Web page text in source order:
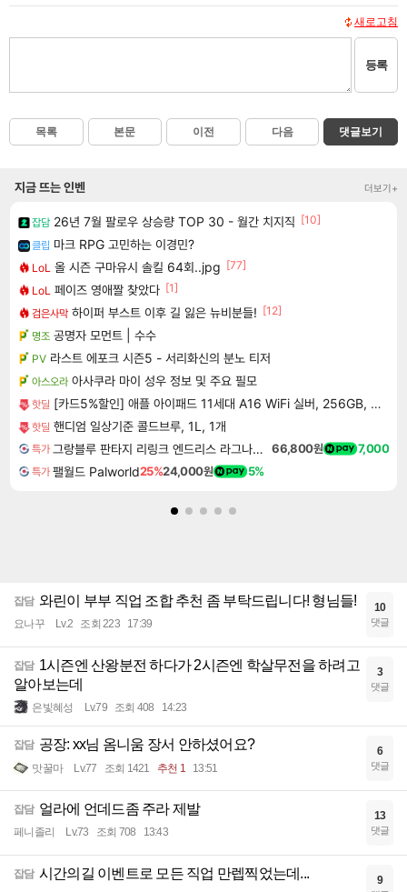
새로고침
등록
목록 본문 이전 다음 댓글보기
지금 뜨는 인벤 더보기+
잡담 26년 7월 팔로우 상승량 TOP 30 - 월간 치지직 [10]
클립 마크 RPG 고민하는 이경민?
LoL 올 시즌 구마유시 솔킬 64회..jpg [77]
LoL 페이즈 영애짤 찾았다 [1]
검은사막 하이퍼 부스트 이후 길 잃은 뉴비분들! [12]
명조 공명자 모먼트 | 수수
PV 라스트 에포크 시즌5 - 서리화신의 분노 티저
아스오라 아사쿠라 마이 성우 정보 및 주요 필모
핫딜 [카드5%할인] 애플 아이패드 11세대 A16 WiFi 실버, 256GB, WiFi전용
핫딜 핸디엄 일상기준 콜드브루, 1L, 1개
특가 그랑블루 판타지 리링크 엔드리스 라그나로크 Granblue Fantasy Relink Endless Ragnarok 66,800원 7,000
특가 팰월드 Palworld25%24,000원 5%
잡담 와린이 부부 직업 조합 추천 좀 부탁드립니다! 형님들!
요나꾸 Lv.2 조회 223 17:39
10
댓글
잡담 1시즌엔 산왕분전 하다가 2시즌엔 학살무전을 하려고
알아보는데
은빛혜성 Lv.79 조회 408 14:23
3
댓글
잡담 공장: xx님 옴니움 장서 안하셨어요?
맛꿀마 Lv.77 조회 1421 추천 1 13:51
6
댓글
잡담 얼라에 언데드좀 주라 제발
페니졸리 Lv.73 조회 708 13:43
13
댓글
잡담 시간의길 이벤트로 모든 직업 만렙찍었는데... 9